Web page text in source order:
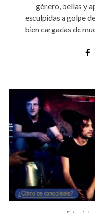
género, bellas y
esculpidas a golpe
bien cargadas de